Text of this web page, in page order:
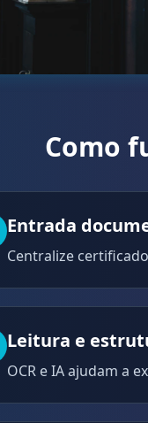
Como
Entrada
Centralize
Leitura e
OCR e IA ajudam a